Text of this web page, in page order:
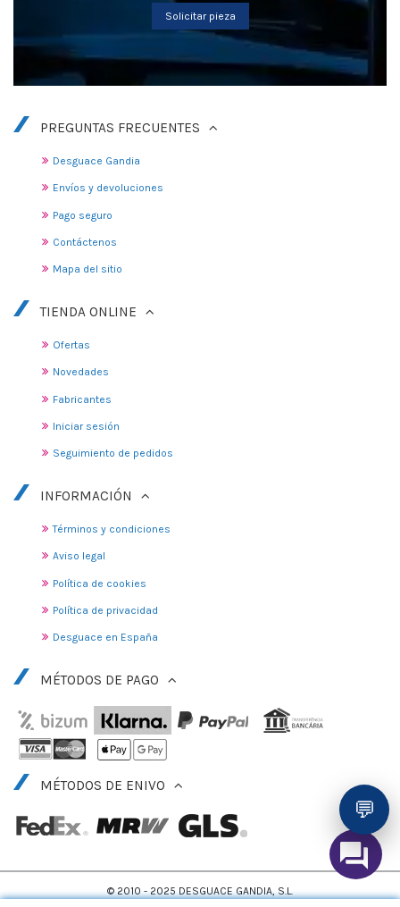
Solicitar pieza
PREGUNTAS FRECUENTES
Desguace Gandia
Envíos y devoluciones
Pago seguro
Contáctenos
Mapa del sitio
TIENDA ONLINE
Ofertas
Novedades
Fabricantes
Iniciar sesión
Seguimiento de pedidos
INFORMACIÓN
Términos y condiciones
Aviso legal
Política de cookies
Política de privacidad
Desguace en España
MÉTODOS DE PAGO
MÉTODOS DE ENIVO
💬
© 2010 - 2025 DESGUACE GANDIA, S.L.